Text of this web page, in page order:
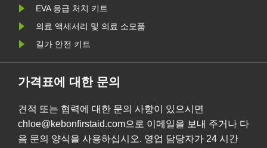
EVA 응급 처치 키트
의료 액세서리 및 의료 소모품
길가 안전 키트
가격표에 대한 문의
견적 또는 협력에 대한 문의 사항이 있으시면
chloe@kebonfirstaid.com으로 이메일을 보내 주거나 다
음 문의 양식을 사용하십시오. 영업 담당자가 24 시간